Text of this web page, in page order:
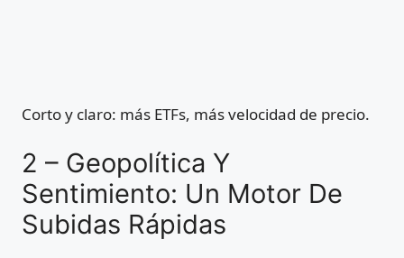
Corto y claro: más ETFs, más velocidad de precio.
2 – Geopolítica Y
Sentimiento: Un Motor De
Subidas Rápidas